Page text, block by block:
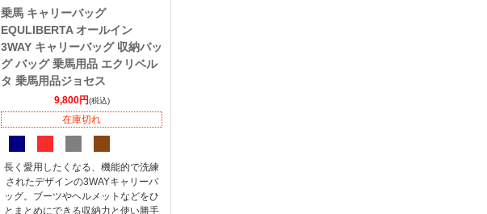
乗馬 キャリーバッグ
EQULIBERTA オールイン
3WAY キャリーバッグ 収納バッ
グ バッグ 乗馬用品 エクリベル
タ 乗馬用品ジョセス
9,800円(税込)
在庫切れ
長く愛用したくなる、機能的で洗練
されたデザインの3WAYキャリーバ
ッグ。ブーツやヘルメットなどをひ
とまとめにできる収納力と使い勝手